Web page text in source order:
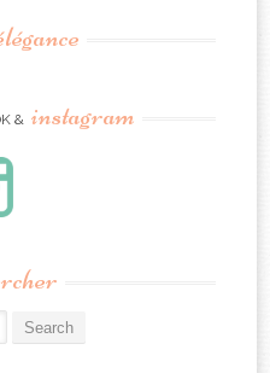
& instagram